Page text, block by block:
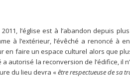
l’église est à l’abandon depuis
à l’extérieur, l’évêché a renoncé à
en faire un espace culturel alors que
autorisé la reconversion de l’édifice, il
du lieu devra «être respectueuse de sa